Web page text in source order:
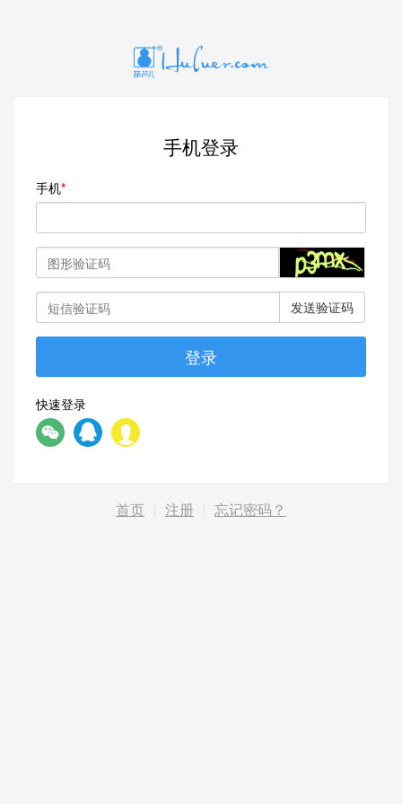
手机登录
手机
发送验证码
登录
快速登录
首页 注册 忘记密码？